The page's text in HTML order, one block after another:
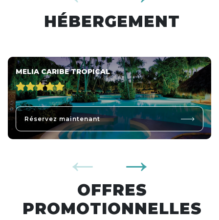
HÉBERGEMENT
MELIA CARIBE TROPICAL
Réservez maintenant
OFFRES
PROMOTIONNELLES